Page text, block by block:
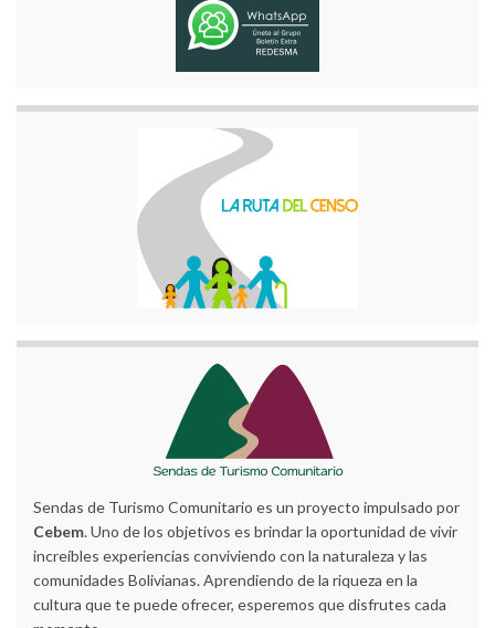
Sendas de Turismo Comunitario es un proyecto impulsado por
Cebem. Uno de los objetivos es brindar la oportunidad de vivir
increíbles experiencias conviviendo con la naturaleza y las
comunidades Bolivianas. Aprendiendo de la riqueza en la
cultura que te puede ofrecer, esperemos que disfrutes cada